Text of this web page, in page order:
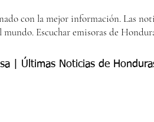
con la mejor información. Las
Escuchar emisoras de
| Últimas Noticias de